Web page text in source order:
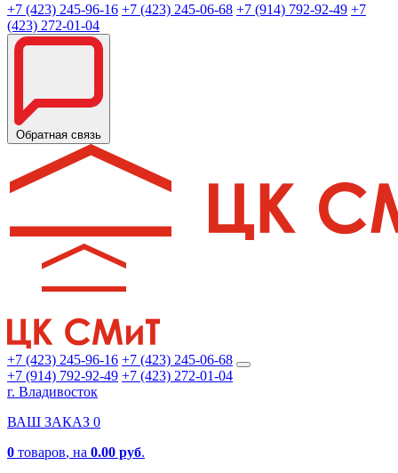
+7 (423) 245-96-16 +7 (423) 245-06-68 +7 (914) 792-92-49 +7
(423) 272-01-04
Обратная связь
+7 (423) 245-96-16 +7 (423) 245-06-68
+7 (914) 792-92-49 +7 (423) 272-01-04
г. Владивосток
ВАШ ЗАКАЗ 0
0 товаров, на 0.00 руб.